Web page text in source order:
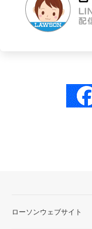
ローソンウェブサイト